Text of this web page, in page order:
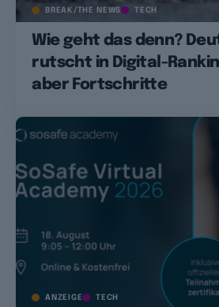
BREAK/THE NEWS TECH
Wie geht das denn?
rutscht in Digital-
aber Fortschritte
ANZEIGE TECH